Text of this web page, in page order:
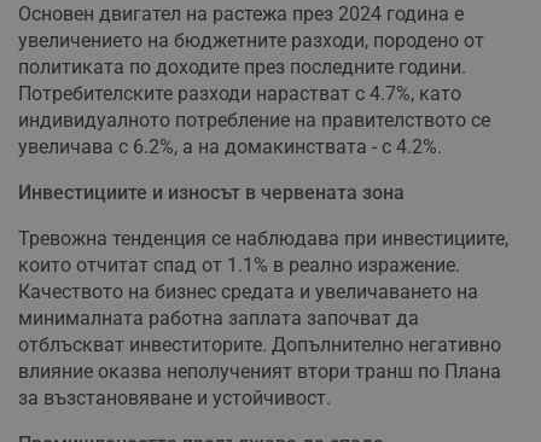
Основен двигател на растежа през 2024 година е
увеличението на бюджетните разходи, породено от
политиката по доходите през последните години.
Потребителските разходи нарастват с 4.7%, като
индивидуалното потребление на правителството се
увеличава с 6.2%, а на домакинствата - с 4.2%.
Инвестициите и износът в червената зона
Тревожна тенденция се наблюдава при инвестициите,
които отчитат спад от 1.1% в реално изражение.
Качеството на бизнес средата и увеличаването на
минималната работна заплата започват да
отблъскват инвеститорите. Допълнително негативно
влияние оказва неполученият втори транш по Плана
за възстановяване и устойчивост.